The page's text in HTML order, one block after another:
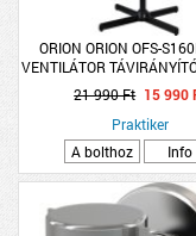
ORION ORION OFS-
VENTILÁTOR
40CM FEKETE
21 990 Ft 15 990
Praktiker
A bolthoz
Info